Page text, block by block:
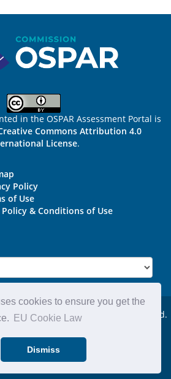
cookies to ensure you get the
EU Cookie Law
Dismiss
in the OSPAR Assessment Portal is
Commons Attribution 4.0
License.
Policy
of Use
Policy & Conditions of Use
OSPAR Commission.
All rights reserved.
DjangoCMS
Michael Carder Ltd